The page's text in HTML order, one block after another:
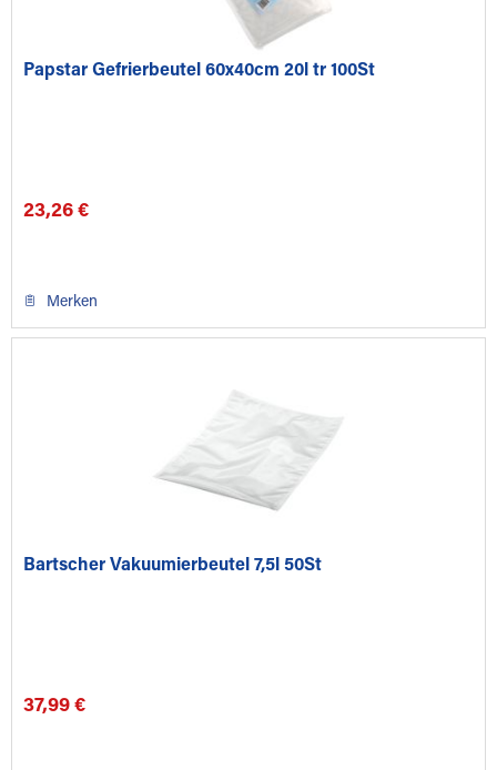
Papstar Gefrierbeutel 60x40cm 20l tr 100St
23,26 €
Merken
Bartscher Vakuumierbeutel 7,5l 50St
37,99 €